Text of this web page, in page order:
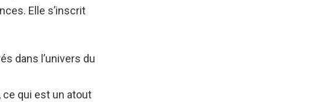
Elle s’inscrit
dans l’univers du
qui est un atout